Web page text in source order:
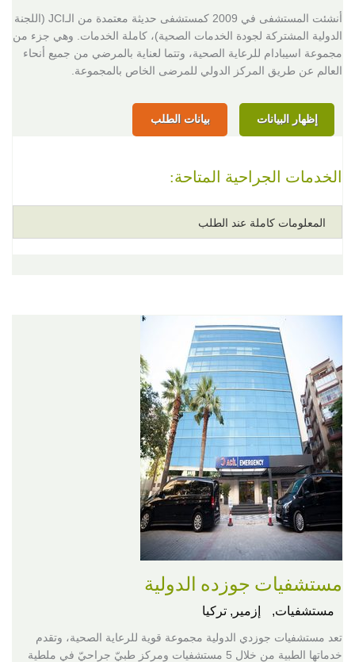
أنشئت المستشفى في 2009 كمستشفى حديثة معتمدة من الـJCI (اللجنة
الدولية المشتركة لجودة الخدمات الصحية)، كاملة الخدمات. وهي جزء من
مجموعة اسيبادام للرعاية الصحية، وتتما لعناية بالمرضي من جميع أنحاء
العالم عن طريق المركز الدولي للمرضى الخاص بالمجموعة.
إظهار البيانات بيانات الطلب
الخدمات الجراحية المتاحة:
المعلومات كاملة عند الطلب
مستشفيات جوزده الدولية
مستشفيات, إزمير, تركيا
تعد مستشفيات جوزدي الدولية مجموعة قوية للرعاية الصحية، وتقدم
خدماتها الطبية من خلال 5 مستشفيات ومركز طبيّ جراحيّ في ملطية